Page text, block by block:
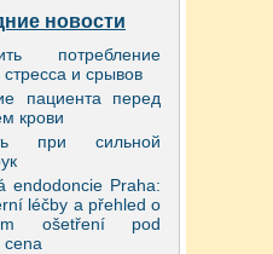
новости
потребление
стресса и срывов
пациента перед
крови
при сильной
endodoncie Praha:
léčby a přehled o
ošetření pod
cena